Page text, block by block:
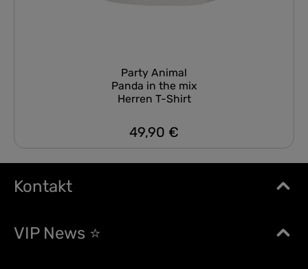
Party Animal
Panda in the mix
Herren T-Shirt
Regulärer Preis:
49,90 €
Kontakt
VIP News ⭐